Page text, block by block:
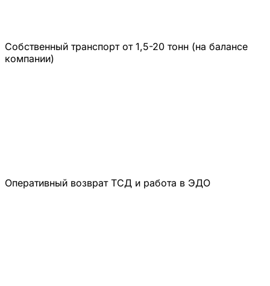
Собственный транспорт от 1,5-20 тонн (на балансе
компании)
Оперативный возврат ТСД и работа в ЭДО